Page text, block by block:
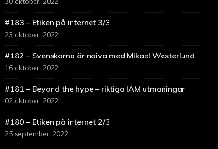
#183 – Etiken på internet 3/3
23 oktober, 2022
#182 – Svenskarna är naiva med Mikael Westerlund
16 oktober, 2022
#181 – Beyond the hype – riktiga IAM utmaningar
02 oktober, 2022
#180 – Etiken på internet 2/3
25 september, 2022